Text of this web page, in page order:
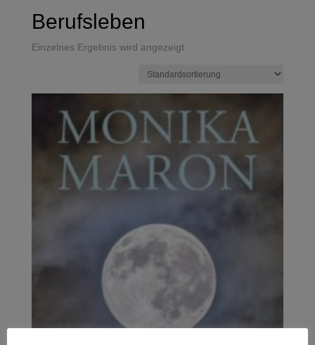
Berufsleben
Einzelnes Ergebnis wird angezeigt